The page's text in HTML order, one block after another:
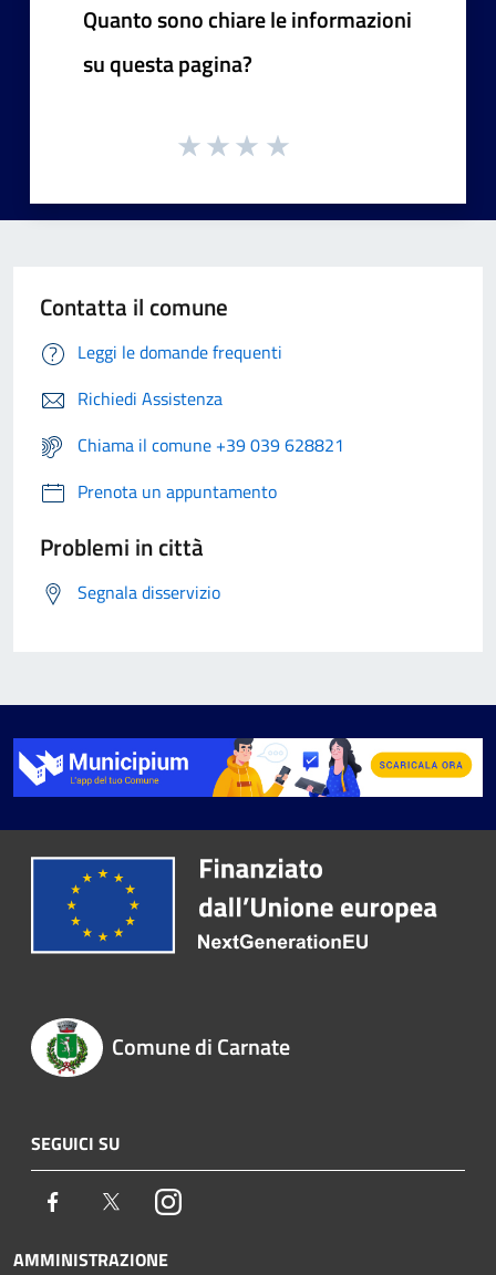
Quanto sono chiare le informazioni
su questa pagina?
Contatta il comune
Leggi le domande frequenti
Richiedi Assistenza
Chiama il comune +39 039 628821
Prenota un appuntamento
Problemi in città
Segnala disservizio
Comune di Carnate
SEGUICI SU
Facebook TwitterInstagram
AMMINISTRAZIONE